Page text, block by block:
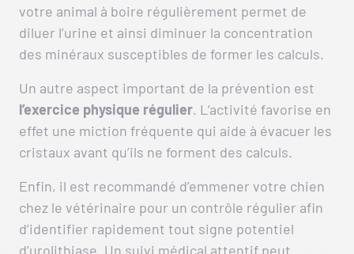
votre animal à boire régulièrement permet de
diluer l’urine et ainsi diminuer la concentration
des minéraux susceptibles de former les calculs.
Un autre aspect important de la prévention est
l’exercice physique régulier. L’activité favorise en
effet une miction fréquente qui aide à évacuer les
cristaux avant qu’ils ne forment des calculs.
Enfin, il est recommandé d’emmener votre chien
chez le vétérinaire pour un contrôle régulier afin
d’identifier rapidement tout signe potentiel
d’urolithiase. Un suivi médical attentif peut